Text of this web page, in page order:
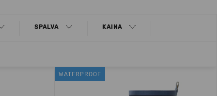
SPALVA KAINA
WATERPROOF